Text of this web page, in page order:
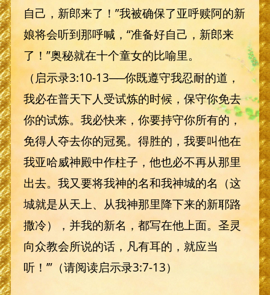
自己，新郎来了！”我被确保了亚呼赎阿的新
娘将会听到那呼喊，“准备好自己，新郎来
了！”奥秘就在十个童女的比喻里。
（启示录3:10-13──你既遵守我忍耐的道，
我必在普天下人受试炼的时候，保守你免去
你的试炼。我必快来，你要持守你所有的，
免得人夺去你的冠冕。得胜的，我要叫他在
我亚哈威神殿中作柱子，他也必不再从那里
出去。我又要将我神的名和我神城的名（这
城就是从天上、从我神那里降下来的新耶路
撒冷），并我的新名，都写在他上面。圣灵
向众教会所说的话，凡有耳的，就应当
听！’”（请阅读启示录3:7-13）